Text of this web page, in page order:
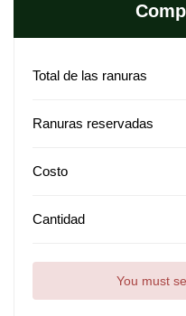
Total de las ranuras
Ranuras reservadas
Costo
Cantidad
You must